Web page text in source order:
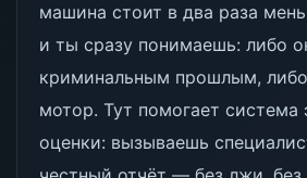
машина стоит в два раза
и ты сразу понимаешь: либо
криминальным прошлым,
мотор. Тут помогает система
оценки: вызываешь